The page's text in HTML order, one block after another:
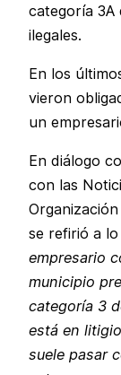
categoría 3A
ilegales.
En los
vieron
un
En diálogo
con las
se refirió a
empresario
municipio
categoría 3
está en
suele pasar